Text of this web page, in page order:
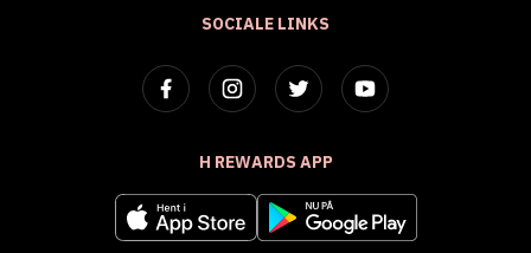
SOCIALE LINKS
H REWARDS APP